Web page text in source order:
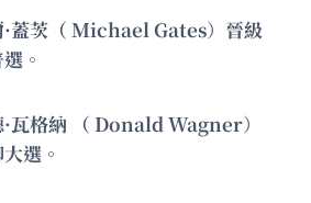
·蓋茨（ Michael Gates） 晉級
。
·瓦格納 （ Donald Wagner）
選。